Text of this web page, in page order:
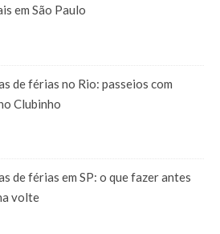
em São Paulo
de férias no Rio: passeios com
Clubinho
de férias em SP: o que fazer antes
volte